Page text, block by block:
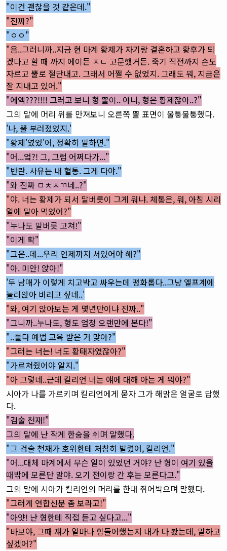
"이건 괜찮을 것 같은데."
"진짜?"
"ㅇㅇ"
"음..그러니까..지금 현 마계 황제가 자기랑 결혼하고 황후가 되
겠다고 할 때 까지 에이든 ㅈㄴ 고문했거든. 죽기 직전까지 손도
자르고 뿔로 절단내고. 그래서 어쩔 수 없었지. 그래도 뭐, 지금은
잘 지내고 있어."
"에엑???!!!! 그러고 보니 형 뿔이.. 아니, 형은 황제잖아..?"
그의 말에 머리 위를 만져보니 오른쪽 뿔 표면이 울퉁불퉁했다.
'나, 뿔 부러졌었지.'
"황제'였었'어, 정확히 말하면."
"어...엌?! 그, 그럼 어쩌다가..."
"반란. 사유는 내 혈통. 그게 다야."
"와 진짜 ㅁㅊㅅㄲ네..?"
"야. 너는 황제가 되서 말버릇이 그게 뭐냐. 체통은, 뭐, 아침 시리
얼에 말아 먹었어?"
"누나도 말버릇 고쳐!"
"이게 확"
"그은..데...우리 언제까지 서있어야 해?"
"아. 미안! 앉아!"
'두 남매가 이렇게 치고박고 싸우는데 평화롭다..그냥 엘프계에
눌러앉아 버리고 싶네..'
"와, 여기 앉아보는 게 몇년만이냐 진짜.."
"그니까..누나도, 형도 엄청 오랜만에 본다!"
"..둘다 예법 교육 받은 거 맞아?"
"그러는 너는! 너도 황태자였잖아?"
"가르쳐줬어야 알지."
"아 그렇네..근데 킬리언 너는 얘에 대해 아는 게 뭐야?"
시아가 나를 가르키며 킬리언에게 묻자 그가 해맑은 얼굴로 답했
다.
"검술 천재!"
그의 말에 난 작게 한숨을 쉬며 말했다.
"그 검술 천재가 호위한테 처참히 발렸어, 킬리언."
"어...대체 마계에서 무슨 일이 있었던 거야? 난 형이 여기 있을
때밖에 모른단 말야. 오기 전이랑 간 후는 모른다고."
그의 말에 시아가 킬리언의 머리를 한대 쥐어박으며 말했다.
"그러게 연합신문 좀 보라고!"
"아얏! 난 형한테 직접 듣고 싶다고..."
"바보야, 그때 쟤가 얼마나 힘들어했는지 내가 다 봤는데, 말하고
싶겠어?"